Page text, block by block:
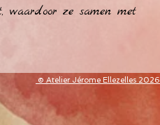
waardoor ze samen met
​© Atelier Jérome Ellezelles 2026